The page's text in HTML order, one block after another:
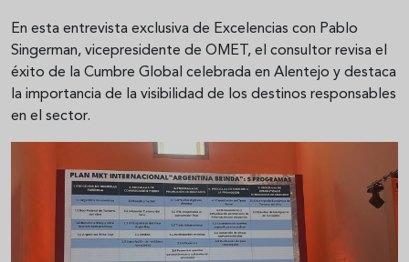
En esta entrevista exclusiva de Excelencias con Pablo
Singerman, vicepresidente de OMET, el consultor revisa el
éxito de la Cumbre Global celebrada en Alentejo y destaca
la importancia de la visibilidad de los destinos responsables
en el sector.